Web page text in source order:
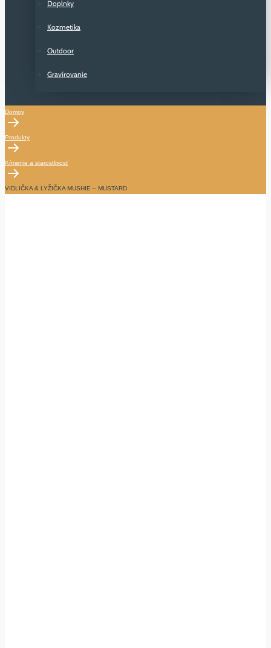
Doplnky
Kozmetika
Outdoor
Gravírovanie
Domov
Produkty
Kŕmenie a starostlivosť
VIDLIČKA & LYŽIČKA MUSHIE – MUSTARD